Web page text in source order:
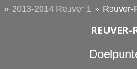
» 2013-2014 Reuver 1 » Reuver-
REUVER-